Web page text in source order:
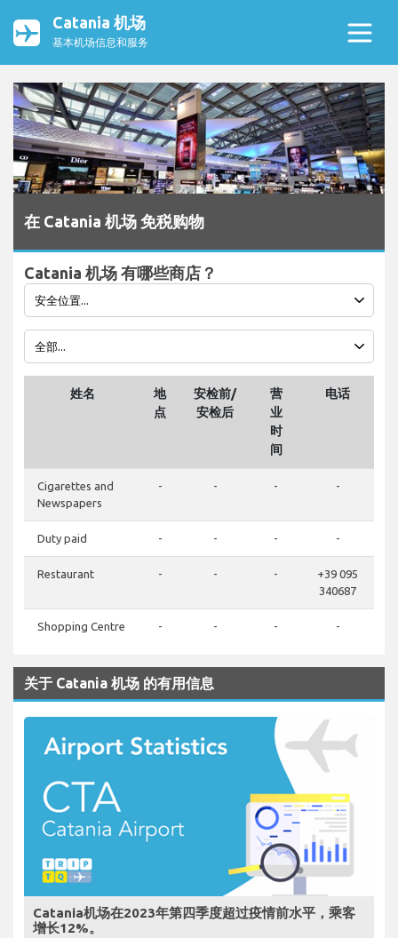
Catania 机场
基本机场信息和服务
在 Catania 机场 免税购物
Catania 机场 有哪些商店？
姓名
地
点
安检前/
安检后
营
业
时
间
电话
Cigarettes and
Newspapers
- - - -
Duty paid - - - -
Restaurant - - -
+39 095
340687
Shopping Centre - - - -
关于 Catania 机场 的有用信息
Catania机场在2023年第四季度超过疫情前水平，乘客
增长12%。